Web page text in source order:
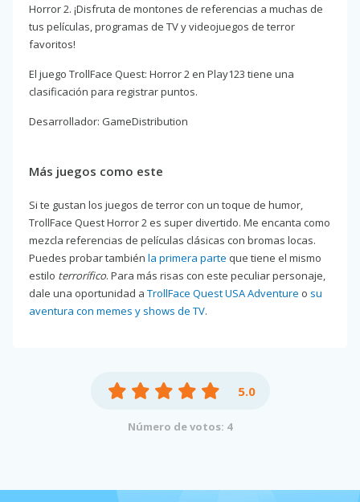
Horror 2. ¡Disfruta de montones de referencias a muchas de
tus películas, programas de TV y videojuegos de terror
favoritos!
El juego TrollFace Quest: Horror 2 en Play123 tiene una
clasificación para registrar puntos.
Desarrollador: GameDistribution
Más juegos como este
Si te gustan los juegos de terror con un toque de humor,
TrollFace Quest Horror 2 es super divertido. Me encanta como
mezcla referencias de películas clásicas con bromas locas.
Puedes probar también la primera parte que tiene el mismo
estilo terrorífico. Para más risas con este peculiar personaje,
dale una oportunidad a TrollFace Quest USA Adventure o su
aventura con memes y shows de TV.
5.0
Número de votos: 4